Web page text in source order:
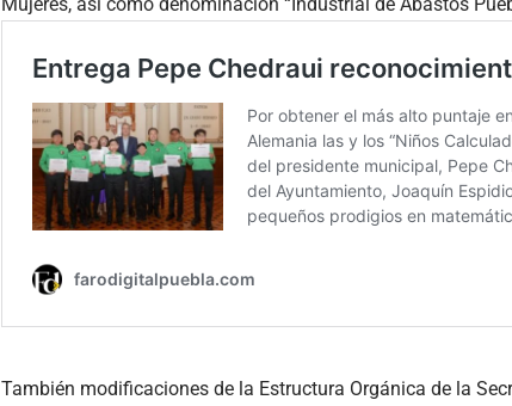
También modificaciones de la Estructura Orgánica de la